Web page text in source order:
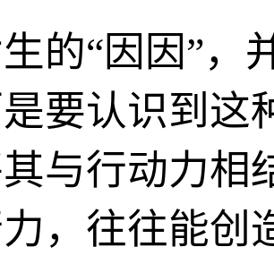
的“因因”，
要认识到这
与行动力相
，往往能创